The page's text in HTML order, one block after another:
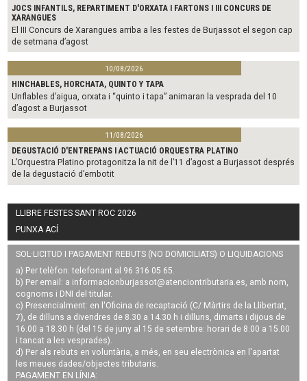
JOCS INFANTILS, REPARTIMENT D'ORXATA I FARTONS I III CONCURS DE
XARANGUES
El III Concurs de Xarangues arriba a les festes de Burjassot el segon cap
de setmana d’agost
10/08/2026
HINCHABLES, HORCHATA, QUINTO Y TAPA
Unflables d’aigua, orxata i “quinto i tapa” animaran la vesprada del 10
d’agost a Burjassot
11/08/2026
DEGUSTACIÓ D'ENTREPANS I ACTUACIÓ ORQUESTRA PLATINO
L’Orquestra Platino protagonitza la nit de l’11 d’agost a Burjassot després
de la degustació d’embotit
LLIBRE FESTES SANT ROC 2026
PUNXA ACÍ
SOL·LICITUD I PAGAMENT REBUTS (NO DOMICILIATS) O LIQUIDACIONS
a) Per telèfon: telefonant al 96 316 05 65.
b) Per email: a informacionburjassot@atenciontributaria.es, amb nom,
cognoms i DNI del titular.
c) Presencialment: en l'Oficina de recaptació (C/ Màrtirs de la Llibertat,
7), de dilluns a divendres de 8.30 a 14.30 h i dilluns, dimarts i dijous de
16.00 a 18.30 h (del 15 de juny al 15 de setembre: horari de 8.00 a 15.00
i tancat a les vesprades).
d) Per als rebuts en voluntària, a més, en seu electrònica en l'apartat
les meues dades/objectes tributaris.
PAGAMENT EN LÍNIA: